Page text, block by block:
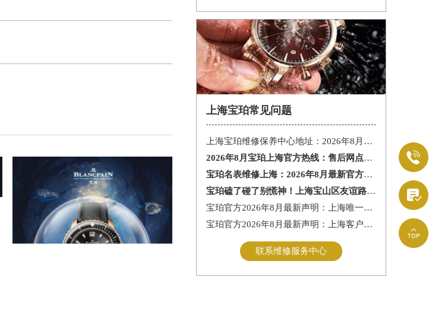
上海宝珀常见问题
上海宝珀维修保养中心地址：2026年8月最新权威售后网点公告及服务信息
2026年8月宝珀上海官方热线：售后网点地址及客户服务指南
宝珀名表维修上海：2026年8月最新官方售后保养服务权威信息公示与网点地址通告
宝珀磕了碰了别慌神！上海宝山区友谊路街道老表匠私藏的2026年8月最新维修保养服务电话，跟
宝珀官方2026年8月最新声明：上海唯一官方售后电话与客户服务网点地址
宝珀官方2026年8月最新声明：上海客户服务热线电话及网点地址查询手册
联系维修服务中心


